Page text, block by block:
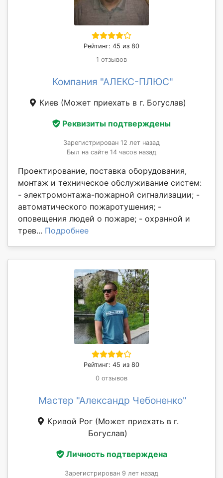
Рейтинг: 45 из 80
1 отзывов
Компания "АЛЕКС-ПЛЮС"
Киев (Может приехать в г. Богуслав)
Реквизиты подтверждены
Зарегистрирован 12 лет назад
Был на сайте 14 часов назад
Проектирование, поставка оборудования,
монтаж и техническое обслуживание систем:
- электромонтажа-пожарной сигнализации; -
автоматического пожаротушения; -
оповещения людей о пожаре; - охранной и
трев... Подробнее
Рейтинг: 45 из 80
0 отзывов
Мастер "Александр Чебоненко"
Кривой Рог (Может приехать в г.
Богуслав)
Личность подтверждена
Зарегистрирован 9 лет назад